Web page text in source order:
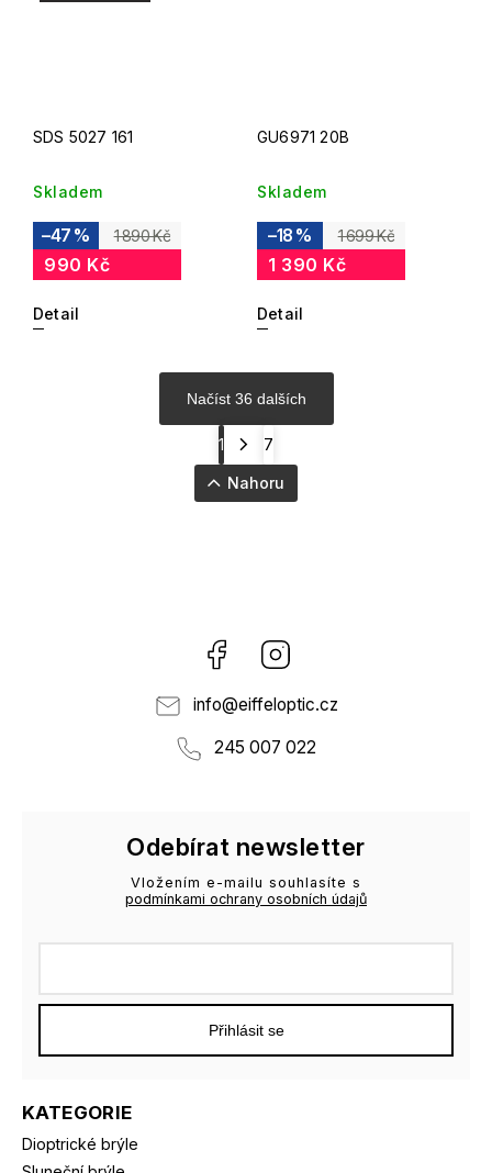
SDS 5027 161
Skladem
1 890 Kč
–47 %
990 Kč
Detail
GU6971 20B
Skladem
1 699 Kč
–18 %
1 390 Kč
Detail
Načíst 36 dalších
1 7
Nahoru
Facebook
info@eiffeloptic.cz
245 007 022
KATEGORIE
Dioptrické brýle
Odebírat newsletter
Vložením e-mailu souhlasíte s
podmínkami ochrany osobních údajů
Přihlásit se